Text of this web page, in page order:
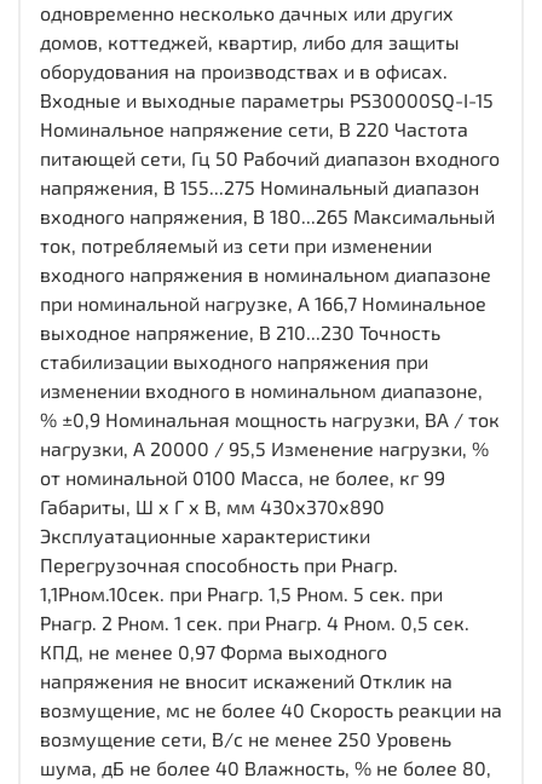
одновременно несколько дачных или других
домов, коттеджей, квартир, либо для защиты
оборудования на производствах и в офисах.
Входные и выходные параметры PS30000SQ-I-15
Номинальное напряжение сети, В 220 Частота
питающей сети, Гц 50 Рабочий диапазон входного
напряжения, В 155...275 Номинальный диапазон
входного напряжения, В 180...265 Максимальный
ток, потребляемый из сети при изменении
входного напряжения в номинальном диапазоне
при номинальной нагрузке, А 166,7 Номинальное
выходное напряжение, В 210...230 Точность
стабилизации выходного напряжения при
изменении входного в номинальном диапазоне,
% ±0,9 Номинальная мощность нагрузки, ВА / ток
нагрузки, А 20000 / 95,5 Изменение нагрузки, %
от номинальной 0100 Масса, не более, кг 99
Габариты, Ш х Г х В, мм 430х370х890
Эксплуатационные характеристики
Перегрузочная способность при Рнагр.
1,1Рном.10сек. при Рнагр. 1,5 Рном. 5 сек. при
Рнагр. 2 Рном. 1 сек. при Рнагр. 4 Рном. 0,5 сек.
КПД, не менее 0,97 Форма выходного
напряжения не вносит искажений Отклик на
возмущение, мс не более 40 Скорость реакции на
возмущение сети, В/с не менее 250 Уровень
шума, дБ не более 40 Влажность, % не более 80,